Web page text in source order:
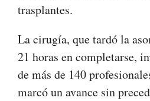
trasplantes.
La cirugía, que tardó la
21 horas en completarse,
de más de 140
marcó un avance sin